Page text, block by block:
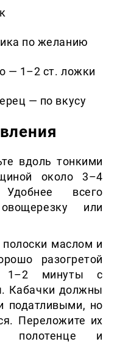
по желанию
— 1–2 ст. ложки
— по вкусу
вдоль тонкими
около 3–4
Удобнее всего
или
маслом и
разогретой
1–2 минуты с
Кабачки должны
податливыми, но
Переложите их
полотенце и